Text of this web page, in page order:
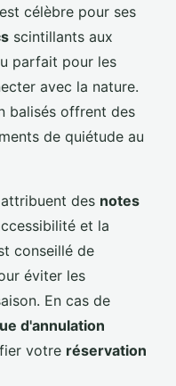
est célèbre pour ses
scintillants aux
parfait pour les
avec la nature.
balisés offrent des
de quiétude au
attribuent des notes
et la
conseillé de
éviter les
En cas de
d'annulation
votre réservation